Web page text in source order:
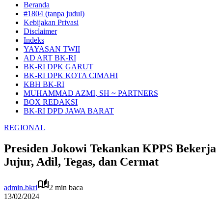
Beranda
#1804 (tanpa judul)
Kebijakan Privasi
Disclaimer
Indeks
YAYASAN TWII
AD ART BK-RI
BK-RI DPK GARUT
BK-RI DPK KOTA CIMAHI
KBH BK-RI
MUHAMMAD AZMI, SH ~ PARTNERS
BOX REDAKSI
BK-RI DPD JAWA BARAT
REGIONAL
Presiden Jokowi Tekankan KPPS Bekerja
Jujur, Adil, Tegas, dan Cermat
admin.bkri
2 min baca
13/02/2024